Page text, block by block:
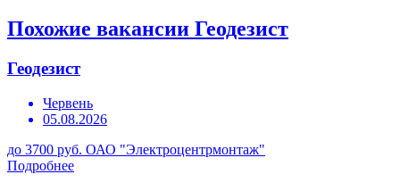
Похожие вакансии Геодезист
Геодезист
Червень
05.08.2026
до 3700 руб. ОАО "Электроцентрмонтаж"
Подробнее